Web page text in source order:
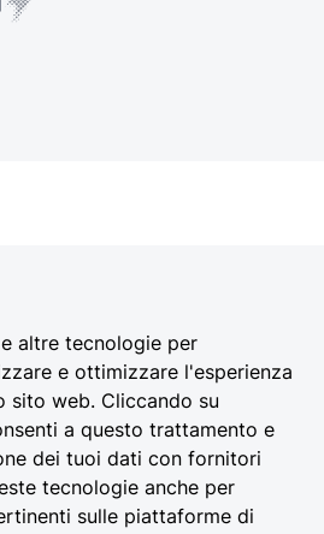
altre tecnologie per
e ottimizzare l'esperienza
sito web. Cliccando su
a questo trattamento e
dei tuoi dati con fornitori
tecnologie anche per
sulle piattaforme di